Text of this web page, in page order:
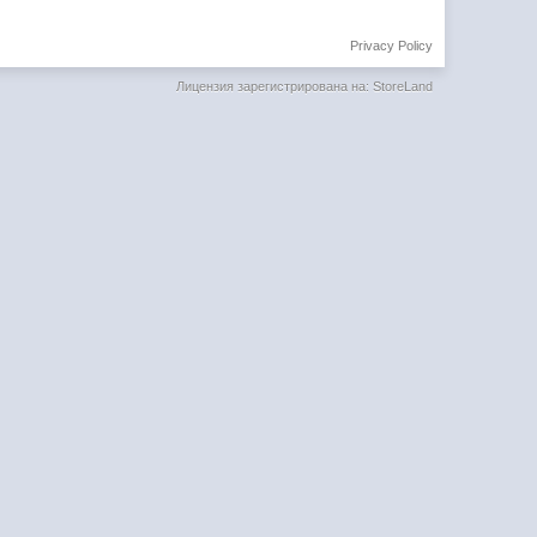
Privacy Policy
Лицензия зарегистрирована на: StoreLand